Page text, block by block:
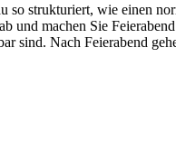
strukturiert, wie einen
machen Sie
sind. Nach Feierabend